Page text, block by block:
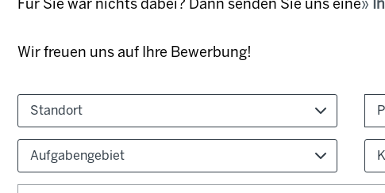
Für Sie war nichts dabei? Dann senden Sie uns eine
Wir freuen uns auf Ihre Bewerbung!
Standort
Aufgabengebiet